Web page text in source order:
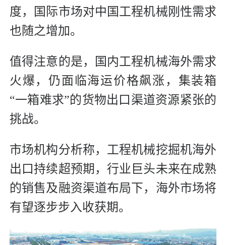
度，国际市场对中国工程机械刚性需求
也随之增加。
值得注意的是，国内工程机械海外需求
火爆，仍面临海运价格飙涨，集装箱
“一箱难求”的货物出口渠道资源紧张的
挑战。
市场机构分析称，工程机械挖掘机海外
出口持续超预期，行业巨头未来在成熟
的销售及融资渠道布局下，海外市场将
有望逐步步入收获期。